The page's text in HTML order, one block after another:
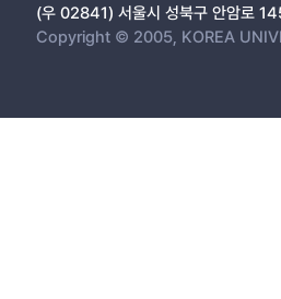
(우 02841) 서울시 성북구 안암로
Copyright © 2005, KOREA